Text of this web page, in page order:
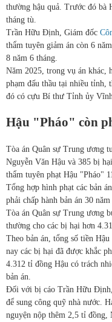
thường hậu quả. Trước đó bà
tháng tù.
Trần Hữu Định, Giám đốc
thẩm tuyên giảm án còn 6
8 năm 6 tháng.
Năm 2025, trong vụ án khác,
phạm đấu thầu tại nhiều tỉnh,
đó có cựu Bí thư Tỉnh ủy
Hậu "Pháo" còn
Tòa án Quân sự Trung ương
Nguyễn Văn Hậu và 385 bị
thẩm tuyên phạt Hậu "Pháo"
Tổng hợp hình phạt các bản
phải chấp hành bản án 30 năm
Tòa án Quân sự Trung ương
thường cho các bị hại hơn
Theo bản án, tổng số tiền
nay các bị hại đã được khắc
4.312 tỉ đồng Hậu có trách
bản án.
Đối với bị cáo Trần Hữu
để sung công quỹ nhà nước.
nguyện nộp thêm 2,5 tỉ